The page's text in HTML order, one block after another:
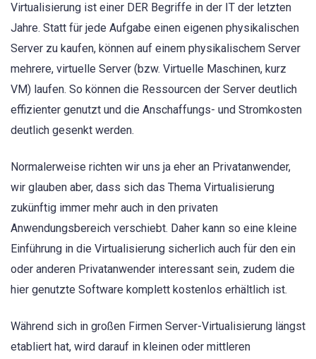
Virtualisierung ist einer DER Begriffe in der IT der letzten
Jahre. Statt für jede Aufgabe einen eigenen physikalischen
Server zu kaufen, können auf einem physikalischem Server
mehrere, virtuelle Server (bzw. Virtuelle Maschinen, kurz
VM) laufen. So können die Ressourcen der Server deutlich
effizienter genutzt und die Anschaffungs- und Stromkosten
deutlich gesenkt werden.
Normalerweise richten wir uns ja eher an Privatanwender,
wir glauben aber, dass sich das Thema Virtualisierung
zukünftig immer mehr auch in den privaten
Anwendungsbereich verschiebt. Daher kann so eine kleine
Einführung in die Virtualisierung sicherlich auch für den ein
oder anderen Privatanwender interessant sein, zudem die
hier genutzte Software komplett kostenlos erhältlich ist.
Während sich in großen Firmen Server-Virtualisierung längst
etabliert hat, wird darauf in kleinen oder mittleren